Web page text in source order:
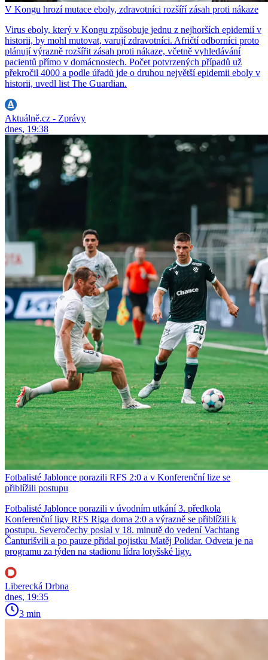
V Kongu hrozí mutace eboly, zdravotníci rozšíří zásah proti nákaze
Virus eboly, který v Kongu způsobuje jednu z nejhorších epidemií v
historii, by mohl mutovat, varují zdravotníci. Afričtí odborníci proto
plánují výrazně rozšířit zásah proti nákaze, včetně vyhledávání
pacientů přímo v domácnostech. Počet potvrzených případů už
překročil 4000 a podle úřadů jde o druhou největší epidemii eboly v
historii, uvedl list The Guardian.
Aktuálně.cz - Zprávy
dnes, 19:38
Fotbalisté Jablonce porazili RFS 2:0 a v Konferenční lize se
přiblížili postupu
Fotbalisté Jablonce porazili v úvodním utkání 3. předkola
Konferenční ligy RFS Riga doma 2:0 a výrazně se přiblížili k
postupu. Severočechy poslal v 18. minutě do vedení Vachtang
Čanturišvili a po pauze přidal pojistku Matěj Polidar. Odveta je na
programu za týden na stadionu lídra lotyšské ligy.
Liberecká Drbna
dnes, 19:35
3 min